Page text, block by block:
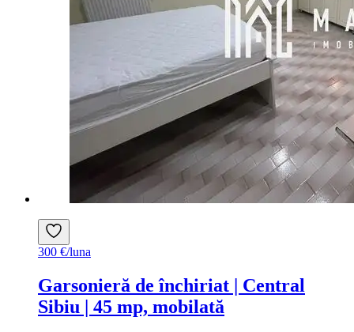
300 €/luna
Garsonieră de închiriat | Central
Sibiu | 45 mp, mobilată